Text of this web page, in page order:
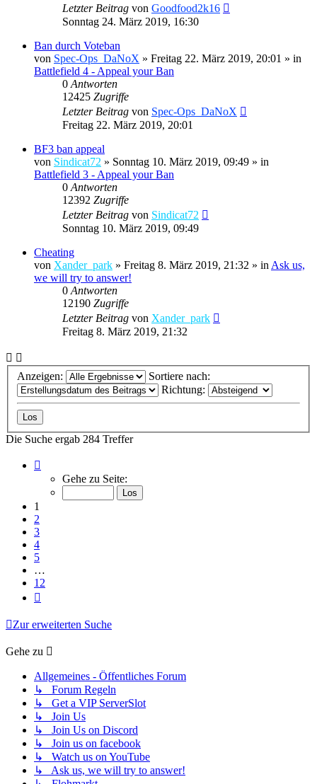
Letzter Beitrag von Goodfood2k16
Sonntag 24. März 2019, 16:30
Ban durch Voteban
von Spec-Ops_DaNoX » Freitag 22. März 2019, 20:01 » in
Battlefield 4 - Appeal your Ban
0 Antworten
12425 Zugriffe
Letzter Beitrag von Spec-Ops_DaNoX
Freitag 22. März 2019, 20:01
BF3 ban appeal
von Sindicat72 » Sonntag 10. März 2019, 09:49 » in
Battlefield 3 - Appeal your Ban
0 Antworten
12392 Zugriffe
Letzter Beitrag von Sindicat72
Sonntag 10. März 2019, 09:49
Cheating
von Xander_park » Freitag 8. März 2019, 21:32 » in Ask us,
we will try to answer!
0 Antworten
12190 Zugriffe
Letzter Beitrag von Xander_park
Freitag 8. März 2019, 21:32
Anzeigen:
Sortiere nach:
Richtung:
Die Suche ergab 284 Treffer
von
Gehe zu Seite:
1
2
3
4
5
…
12
Zur erweiterten Suche
Gehe zu
Allgemeines - Öffentliches Forum
↳ Forum Regeln
↳ Get a VIP ServerSlot
↳ Join Us
↳ Join Us on Discord
↳ Join us on facebook
↳ Watch us on YouTube
↳ Ask us, we will try to answer!